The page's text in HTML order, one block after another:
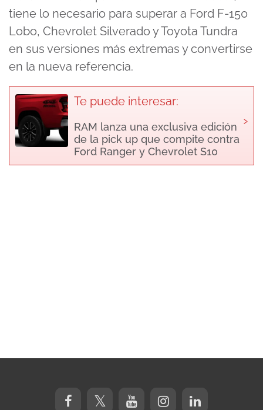
tiene lo necesario para superar a Ford F-150
Lobo, Chevrolet Silverado y Toyota Tundra
en sus versiones más extremas y convertirse
en la nueva referencia.
Te puede interesar:
RAM lanza una exclusiva edición
de la pick up que compite contra
Ford Ranger y Chevrolet S10
›